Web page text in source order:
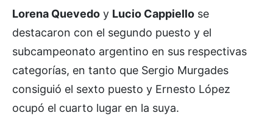
Lorena Quevedo y Lucio Cappiello se
destacaron con el segundo puesto y el
subcampeonato argentino en sus respectivas
categorías, en tanto que Sergio Murgades
consiguió el sexto puesto y Ernesto López
ocupó el cuarto lugar en la suya.